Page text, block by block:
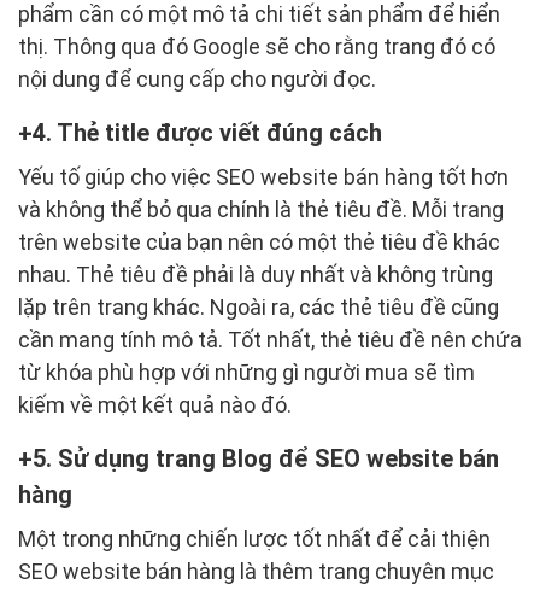
phẩm cần có một mô tả chi tiết sản phẩm để hiển
thị. Thông qua đó Google sẽ cho rằng trang đó có
nội dung để cung cấp cho người đọc.
4. Thẻ title được viết đúng cách
Yếu tố giúp cho việc SEO website bán hàng tốt hơn
và không thể bỏ qua chính là thẻ tiêu đề. Mỗi trang
trên website của bạn nên có một thẻ tiêu đề khác
nhau. Thẻ tiêu đề phải là duy nhất và không trùng
lặp trên trang khác. Ngoài ra, các thẻ tiêu đề cũng
cần mang tính mô tả. Tốt nhất, thẻ tiêu đề nên chứa
từ khóa phù hợp với những gì người mua sẽ tìm
kiếm về một kết quả nào đó.
5. Sử dụng trang Blog để SEO website bán
hàng
Một trong những chiến lược tốt nhất để cải thiện
SEO website bán hàng là thêm trang chuyên mục